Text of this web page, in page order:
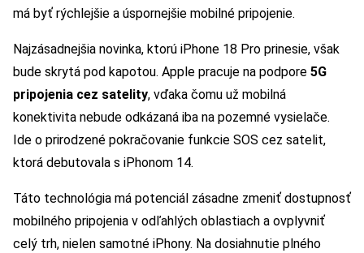
má byť rýchlejšie a úspornejšie mobilné pripojenie.
Najzásadnejšia novinka, ktorú iPhone 18 Pro prinesie, však
bude skrytá pod kapotou. Apple pracuje na podpore 5G
pripojenia cez satelity, vďaka čomu už mobilná
konektivita nebude odkázaná iba na pozemné vysielače.
Ide o prirodzené pokračovanie funkcie SOS cez satelit,
ktorá debutovala s iPhonom 14.
Táto technológia má potenciál zásadne zmeniť dostupnosť
mobilného pripojenia v odľahlých oblastiach a ovplyvniť
celý trh, nielen samotné iPhony. Na dosiahnutie plného